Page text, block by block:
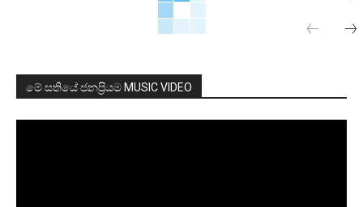
මේ සතියේ ජනප්‍රියම MUSIC VIDEO